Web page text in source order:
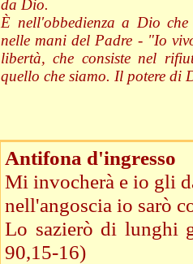
da Dio.
È nell'obbedienza a Dio
nelle mani del Padre - "Io
libertà, che consiste nel
quello che siamo. Il potere di
Antifona d'ingresso
Mi invocherà e io gli
nell'angoscia io sarò
Lo sazierò di lunghi
90,15-16)